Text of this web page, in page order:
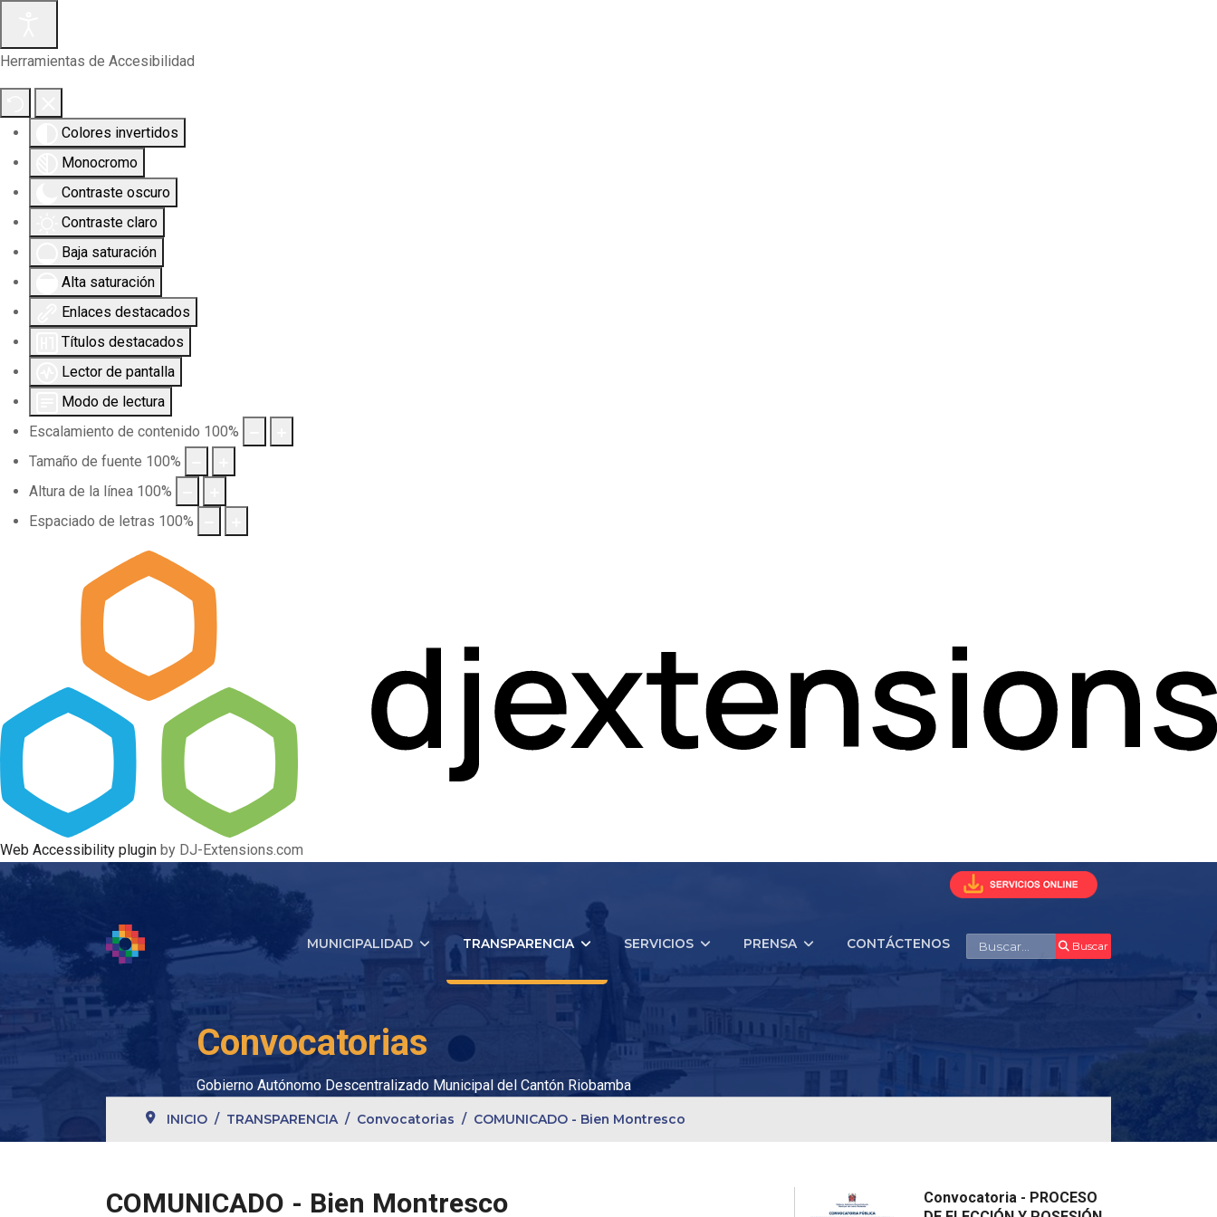
Herramientas de Accesibilidad
Colores invertidos
Monocromo
Contraste oscuro
Contraste claro
Baja saturación
Alta saturación
Enlaces destacados
Títulos destacados
Lector de pantalla
Modo de lectura
Escalamiento de contenido 100%
Tamaño de fuente 100%
Altura de la línea 100%
Espaciado de letras 100%
Web Accessibility plugin by DJ-Extensions.com
MUNICIPALIDAD TRANSPARENCIA SERVICIOS PRENSA CONTÁCTENOS Buscar Buscar
Convocatorias
Gobierno Autónomo Descentralizado Municipal del Cantón Riobamba
INICIO TRANSPARENCIA Convocatorias COMUNICADO - Bien Montresco
COMUNICADO - Bien Montresco
Convocatoria - PROCESO